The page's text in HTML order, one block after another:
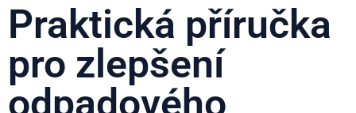
Praktická příručka
pro zlepšení
odpadového